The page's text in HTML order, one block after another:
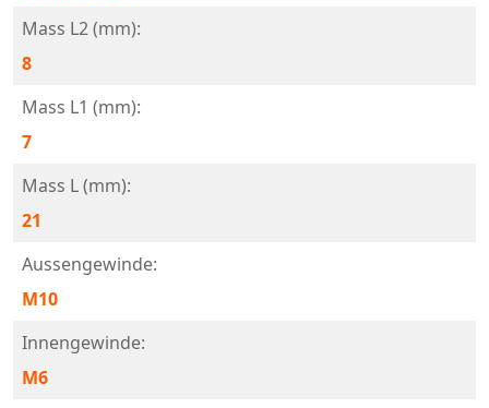
Mass L2 (mm):
8
Mass L1 (mm):
7
Mass L (mm):
21
Aussengewinde:
M10
Innengewinde:
M6